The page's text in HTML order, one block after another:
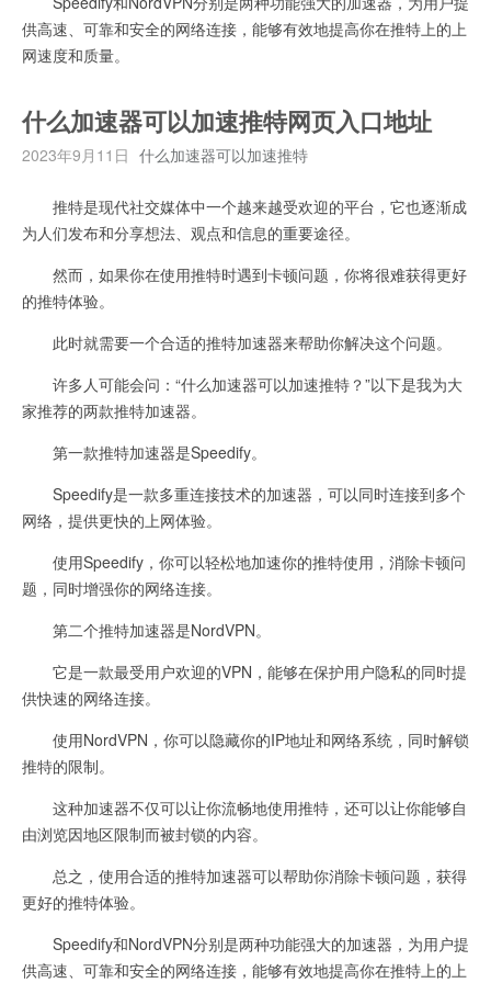
供高速、可靠和安全的网络连接，能够有效地提高你在推特上的上
网速度和质量。
什么加速器可以加速推特网页入口地址
2023年9月11日 什么加速器可以加速推特
推特是现代社交媒体中一个越来越受欢迎的平台，它也逐渐成
为人们发布和分享想法、观点和信息的重要途径。
然而，如果你在使用推特时遇到卡顿问题，你将很难获得更好
的推特体验。
此时就需要一个合适的推特加速器来帮助你解决这个问题。
许多人可能会问：“什么加速器可以加速推特？”以下是我为大
家推荐的两款推特加速器。
第一款推特加速器是Speedify。
Speedify是一款多重连接技术的加速器，可以同时连接到多个
网络，提供更快的上网体验。
使用Speedify，你可以轻松地加速你的推特使用，消除卡顿问
题，同时增强你的网络连接。
第二个推特加速器是NordVPN。
它是一款最受用户欢迎的VPN，能够在保护用户隐私的同时提
供快速的网络连接。
使用NordVPN，你可以隐藏你的IP地址和网络系统，同时解锁
推特的限制。
这种加速器不仅可以让你流畅地使用推特，还可以让你能够自
由浏览因地区限制而被封锁的内容。
总之，使用合适的推特加速器可以帮助你消除卡顿问题，获得
更好的推特体验。
Speedify和NordVPN分别是两种功能强大的加速器，为用户提
供高速、可靠和安全的网络连接，能够有效地提高你在推特上的上